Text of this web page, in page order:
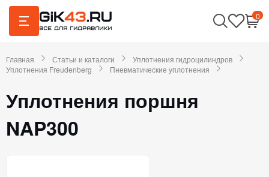
0
Главная Статьи и каталоги
Уплотнения гидроцилиндров
Уплотнения Freudenberg
Пневматические уплотнения
Уплотнения поршня
NAP300